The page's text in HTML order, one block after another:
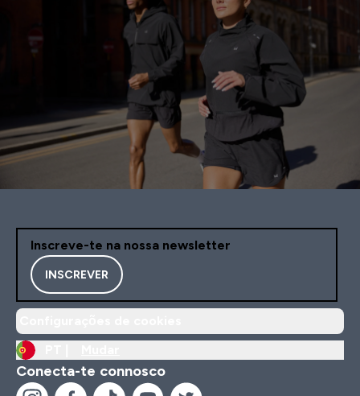
Inscreve-te na nossa newsletter
INSCREVER
Conecta-te connosco